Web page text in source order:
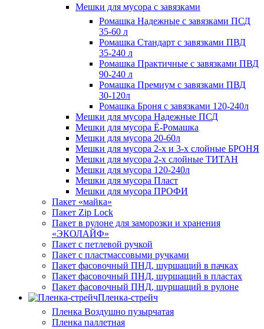
Мешки для мусора с завязками
Ромашка Надежные с завязками ПСД
35-60 л
Ромашка Стандарт с завязками ПВД
35-240 л
Ромашка Практичные с завязками ПВД
90-240 л
Ромашка Премиум с завязками ПВД
30-120л
Ромашка Броня с завязками 120-240л
Мешки для мусора Надежные ПСД
Мешки для мусора Ё-Ромашка
Мешки для мусора 20-60л
Мешки для мусора 2-х и 3-х слойные БРОНЯ
Мешки для мусора 2-х слойные ТИТАН
Мешки для мусора 120-240л
Мешки для мусора Пласт
Мешки для мусора ПРОФИ
Пакет «майка»
Пакет Zip Lock
Пакет в рулоне для заморозки и хранения
«ЭКОЛАЙФ»
Пакет с петлевой ручкой
Пакет с пластмассовыми ручками
Пакет фасовочный ПНД, шуршащий в пачках
Пакет фасовочный ПНД, шуршащий в пластах
Пакет фасовочный ПНД, шуршащий в рулоне
Пленка-стрейч
Пленка Воздушно пузырчатая
Пленка паллетная